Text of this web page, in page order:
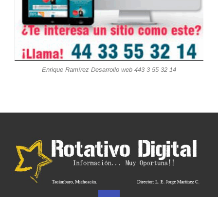
Enrique Ramírez Desarrollo web 443 3 55 32 14